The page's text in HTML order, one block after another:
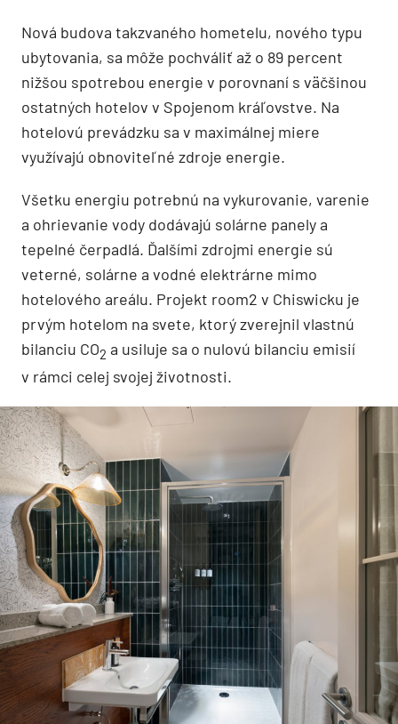
Nová budova takzvaného hometelu, nového typu
ubytovania, sa môže pochváliť až o 89 percent
nižšou spotrebou energie v porovnaní s väčšinou
ostatných hotelov v Spojenom kráľovstve. Na
hotelovú prevádzku sa v maximálnej miere
využívajú obnoviteľné zdroje energie.
Všetku energiu potrebnú na vykurovanie, varenie
a ohrievanie vody dodávajú solárne panely a
tepelné čerpadlá. Ďalšími zdrojmi energie sú
veterné, solárne a vodné elektrárne mimo
hotelového areálu. Projekt room2 v Chiswicku je
prvým hotelom na svete, ktorý zverejnil vlastnú
bilanciu CO2 a usiluje sa o nulovú bilanciu emisií
v rámci celej svojej životnosti.